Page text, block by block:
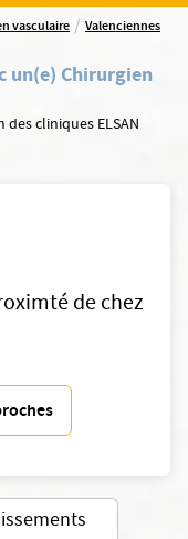
vasculaire / Valenciennes
un(e) Chirurgien
cliniques ELSAN
de chez